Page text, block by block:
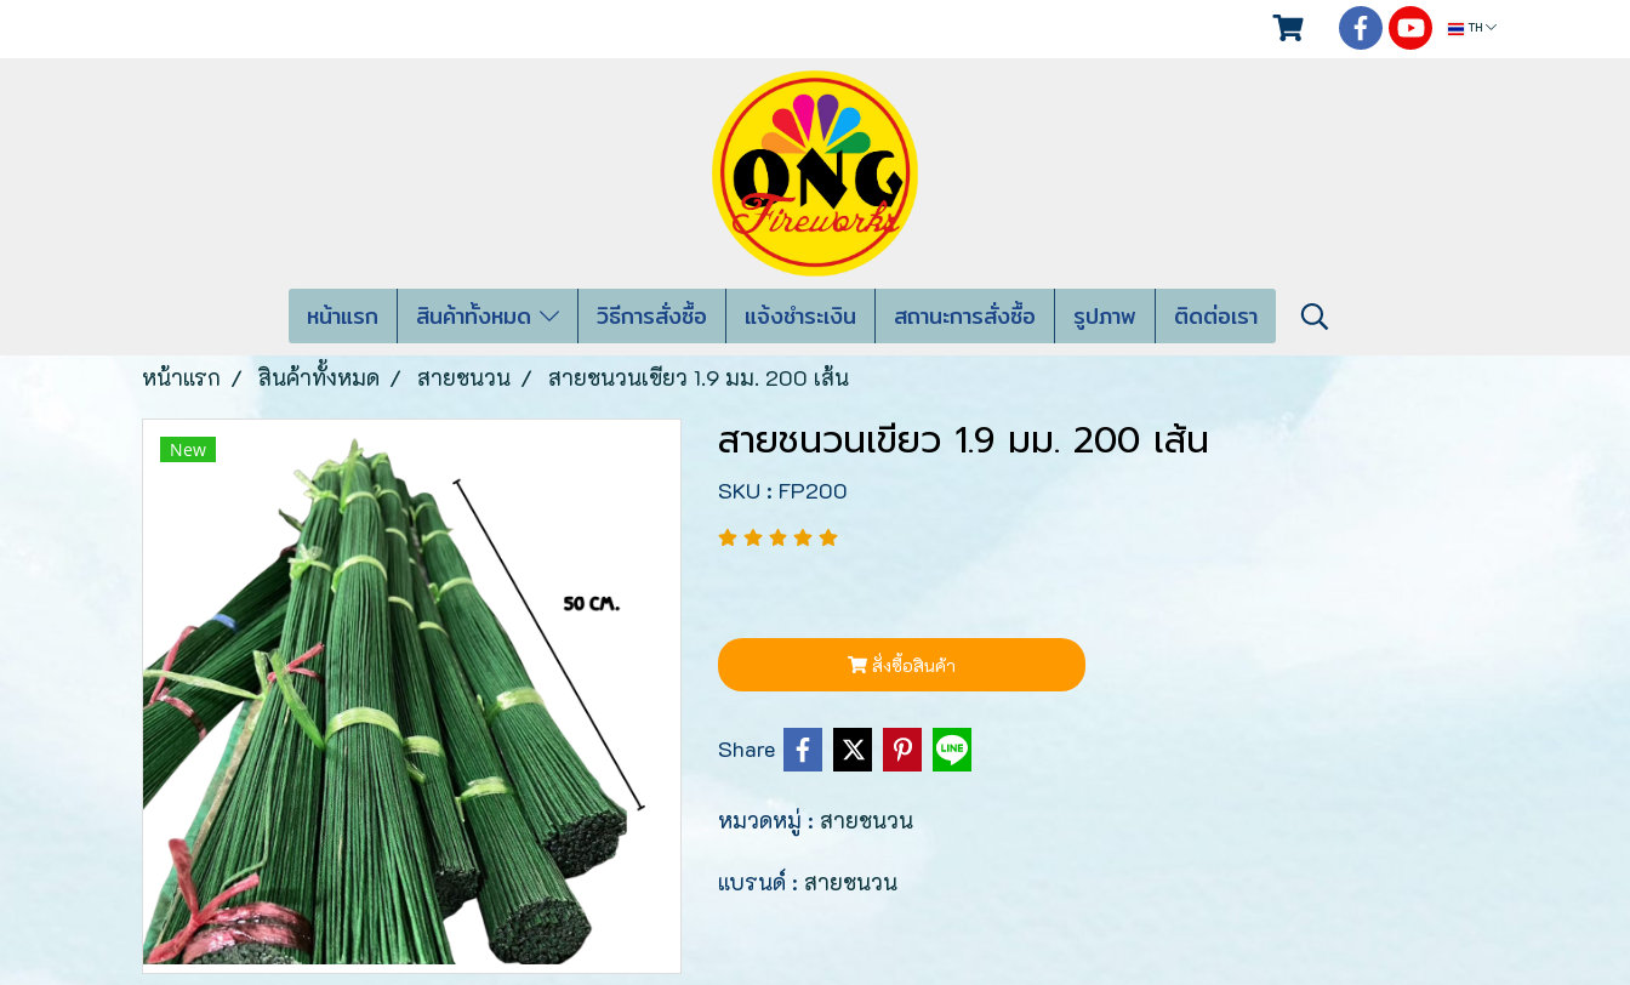
TH
หน้าแรก สินค้าทั้งหมด วิธีการสั่งซื้อ แจ้งชำระเงิน สถานะการสั่งซื้อ รูปภาพ ติดต่อเรา
หน้าแรก สินค้าทั้งหมด สายชนวน สายชนวนเขียว 1.9 มม. 200 เส้น
New สายชนวนเขียว 1.9 มม. 200 เส้น
SKU : FP200
สั่งซื้อสินค้า
Share
หมวดหมู่ : สายชนวน
แบรนด์ : สายชนวน